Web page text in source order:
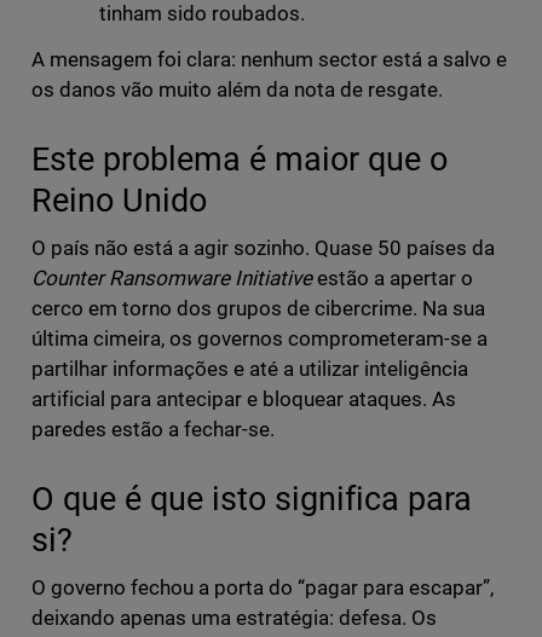
tinham sido roubados.
A mensagem foi clara: nenhum sector está a salvo e
os danos vão muito além da nota de resgate.
Este problema é maior que o
Reino Unido
O país não está a agir sozinho. Quase 50 países da
Counter Ransomware Initiativeestão a apertar o
cerco em torno dos grupos de cibercrime. Na sua
última cimeira, os governos comprometeram-se a
partilhar informações e até a utilizar inteligência
artificial para antecipar e bloquear ataques. As
paredes estão a fechar-se.
O que é que isto significa para
si?
O governo fechou a porta do “pagar para escapar”,
deixando apenas uma estratégia: defesa. Os